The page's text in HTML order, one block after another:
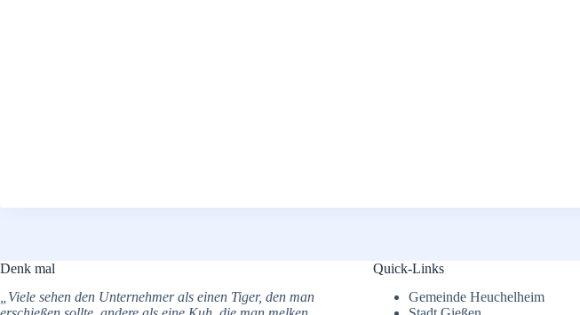
Denk mal
„Viele sehen den Unternehmer als einen Tiger, den man
Quick-Links
Gemeinde Heuchelheim